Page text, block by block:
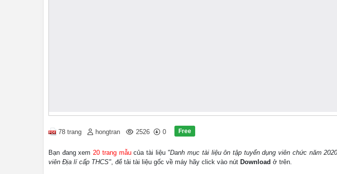
78 trang hongtran 2526 0 Free
Bạn đang xem20 trang mẫucủa tài liệu "Danh mục tài liệu ôn tập tuyển dụng viên chức năm
viên Địa lí cấp THCS", để tải tài liệu gốc về máy hãy click vào nút Download ở trên.